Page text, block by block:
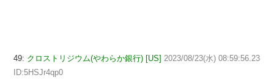
49: クロストリジウム(やわらか銀行) [US] 2023/08/23(水) 08:59:56.23
ID:5HSJr4qp0